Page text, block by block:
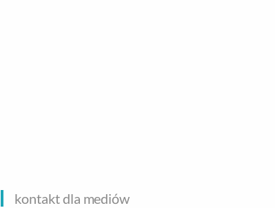
kontakt dla mediów